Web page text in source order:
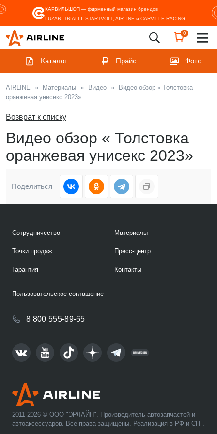
КАРВИЛЬШОП — фирменный магазин брендов
LUZAR, TRIALLI, STARTVOLT, AIRLINE и CARVILLE RACING
0
Каталог Прайс Фото
AIRLINE » Материалы » Видео »
Видео обзор « Толстовка
оранжевая унисекс 2023»
Возврат к списку
Видео обзор « Толстовка
оранжевая унисекс 2023»
Поделиться
2011-2026 © ООО "ЭРЛАЙН". Производитель автозапчастей и
автоаксессуаров. Все права защищены. Реализация в РФ и СНГ.
Сотрудничество
Точки продаж
Гарантия
Материалы
Пресс-центр
Контакты
8 800 555-89-65
Пользовательское соглашение